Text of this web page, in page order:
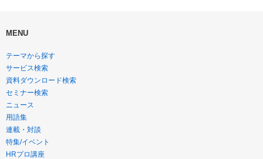
MENU
テーマから探す
サービス検索
資料ダウンロード検索
セミナー検索
ニュース
用語集
連載・対談
特集/イベント
HRプロ講座